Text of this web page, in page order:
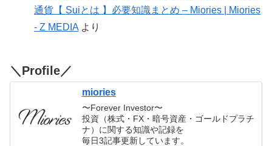
通貨【 Suiとは 】必要知識まとめ – Miories | Miories
- Z MEDIA より
＼Profile／
miories
〜Forever Investor〜
投資（株式・FX・暗号資産・ゴールドプラチ
ナ）に関する知識や記録を
毎日3記事更新しています。